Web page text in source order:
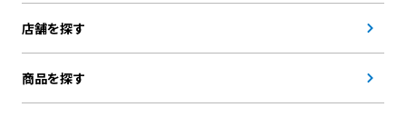
店舗を探す
商品を探す